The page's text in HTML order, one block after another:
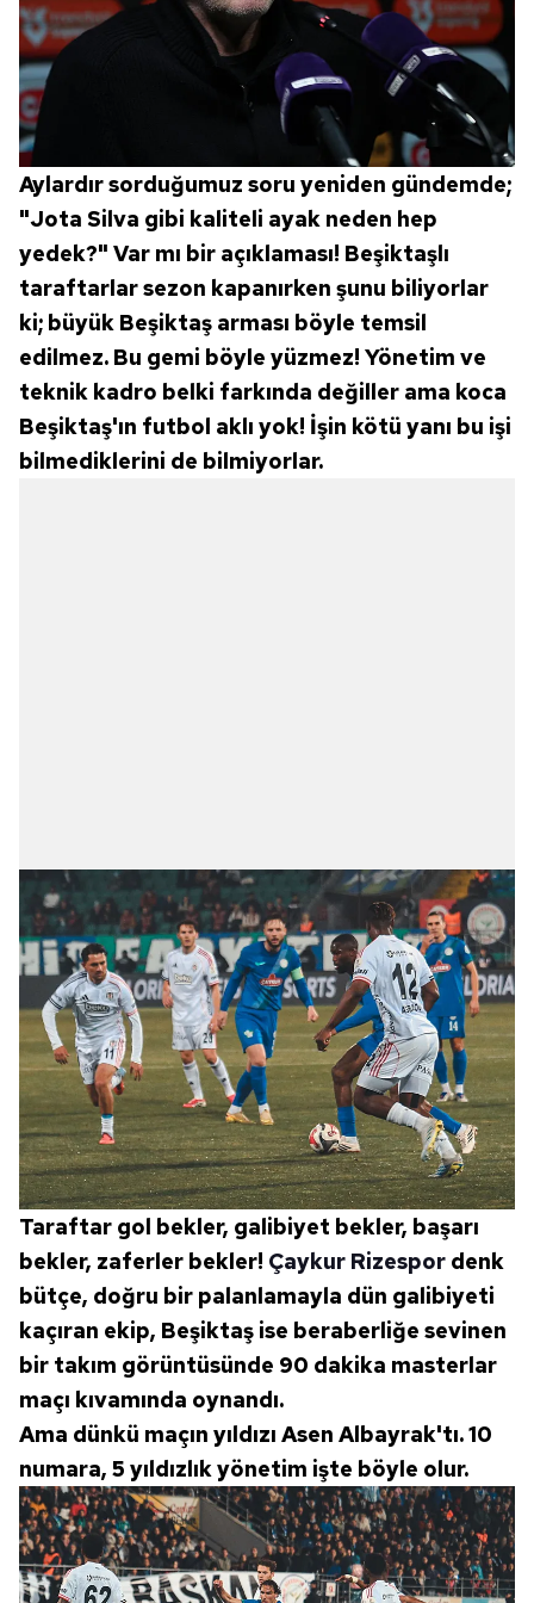
Aylardır sorduğumuz soru yeniden gündemde;
"Jota Silva gibi kaliteli ayak neden hep
yedek?" Var mı bir açıklaması! Beşiktaşlı
taraftarlar sezon kapanırken şunu biliyorlar
ki; büyük Beşiktaş arması böyle temsil
edilmez. Bu gemi böyle yüzmez! Yönetim ve
teknik kadro belki farkında değiller ama koca
Beşiktaş'ın futbol aklı yok! İşin kötü yanı bu işi
bilmediklerini de bilmiyorlar.
Taraftar gol bekler, galibiyet bekler, başarı
bekler, zaferler bekler! Çaykur Rizespor denk
bütçe, doğru bir palanlamayla dün galibiyeti
kaçıran ekip, Beşiktaş ise beraberliğe sevinen
bir takım görüntüsünde 90 dakika masterlar
maçı kıvamında oynandı.
Ama dünkü maçın yıldızı Asen Albayrak'tı. 10
numara, 5 yıldızlık yönetim işte böyle olur.